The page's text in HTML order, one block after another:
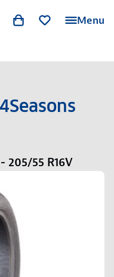
Menu
205/55 R16V